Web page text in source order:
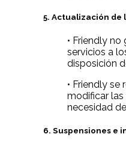
5. Actualización de
• Friendly
servicios a
disposición
• Friendly
modificar las
necesidad
6. Suspensiones e